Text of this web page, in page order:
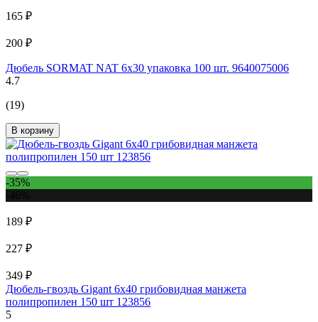
165 ₽
200 ₽
Дюбель SORMAT NAT 6x30 упаковка 100 шт. 9640075006
4.7
(19)
В корзину
-35%
189 ₽
227 ₽
349 ₽
Дюбель-гвоздь Gigant 6x40 грибовидная манжета
полипропилен 150 шт 123856
5